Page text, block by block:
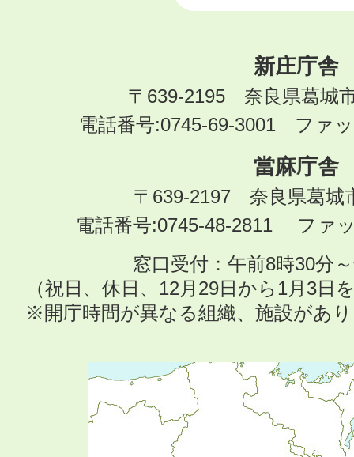
新庄庁舎
〒639-2195 奈良県葛城
電話番号:0745-69-3001 ファ
當麻庁舎
〒639-2197 奈良県葛城
電話番号:0745-48-2811 ファ
窓口受付：午前8時30分
（祝日、休日、12月29日から1月3日
※開庁時間が異なる組織、施設があ